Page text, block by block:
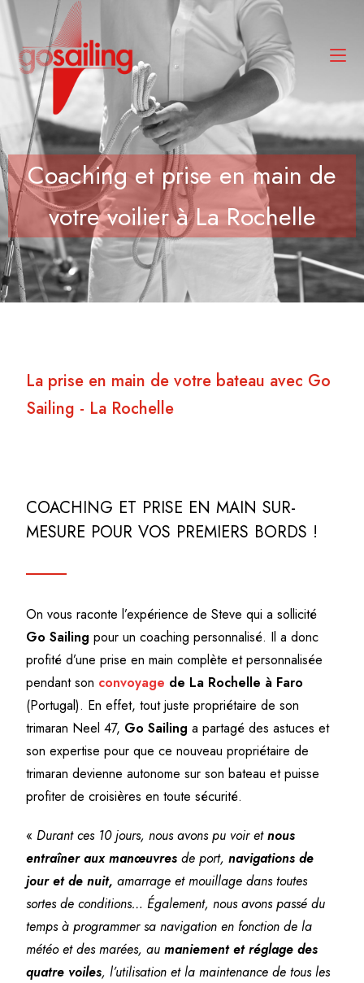
Coaching et prise en main de
votre voilier à La Rochelle
La prise en main de votre bateau avec Go
Sailing - La Rochelle
COACHING ET PRISE EN MAIN SUR-
MESURE POUR VOS PREMIERS BORDS !
On vous raconte l’expérience de Steve qui a sollicité
Go Sailing pour un coaching personnalisé. Il a donc
profité d’une prise en main complète et personnalisée
pendant son convoyage de La Rochelle à Faro
(Portugal). En effet, tout juste propriétaire de son
trimaran Neel 47, Go Sailinga partagé des astuces et
son expertise pour que ce nouveau propriétaire de
trimaran devienne autonome sur son bateau et puisse
profiter de croisières en toute sécurité.
«Durant ces 10 jours, nous avons pu voir etnous
entraîner aux manœuvresde port,navigations de
jour et de nuit, amarrage et mouillage dans toutes
sortes de conditions… Également, nous avons passé du
temps à programmer sa navigation en fonction de la
météo et des marées, aumaniement et réglage des
quatre voiles, l’utilisation et la maintenance de tous les